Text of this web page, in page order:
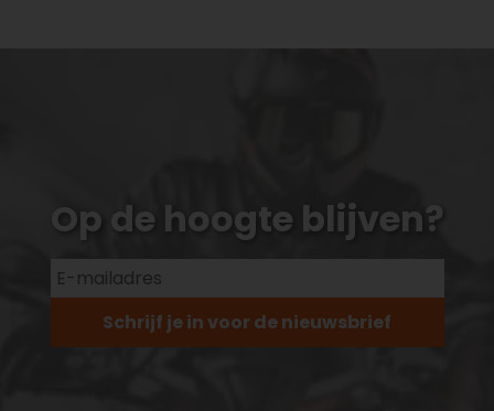
Op de hoogte blijven?
Schrijf je in voor de nieuwsbrief